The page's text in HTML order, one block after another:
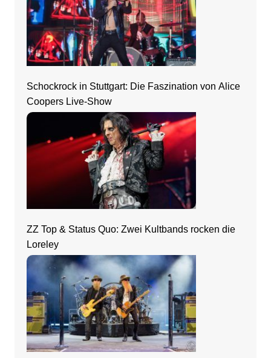
Schockrock in Stuttgart: Die Faszination von Alice
Coopers Live-Show
ZZ Top & Status Quo: Zwei Kultbands rocken die
Loreley